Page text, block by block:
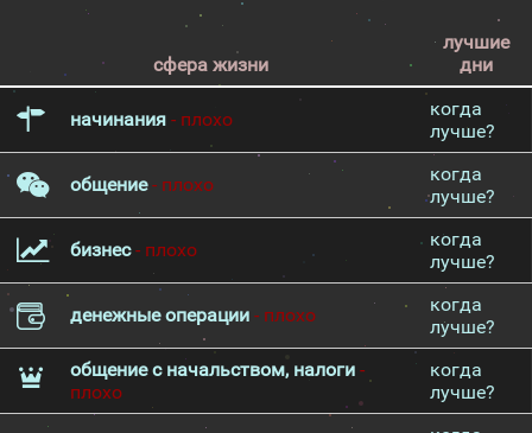
сфера жизни
лучшие
дни
начинания - плохо
когда
лучше?
общение- плохо
когда
лучше?
бизнес- плохо
когда
лучше?
денежные операции - плохо
когда
лучше?
общение с начальством, налоги -
плохо
когда
лучше?